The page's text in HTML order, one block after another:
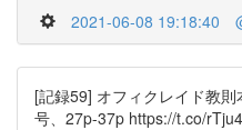
2021-06-08 19:18:40
[記録59] オフィクレイド教
号、27p-37p https://t.co/